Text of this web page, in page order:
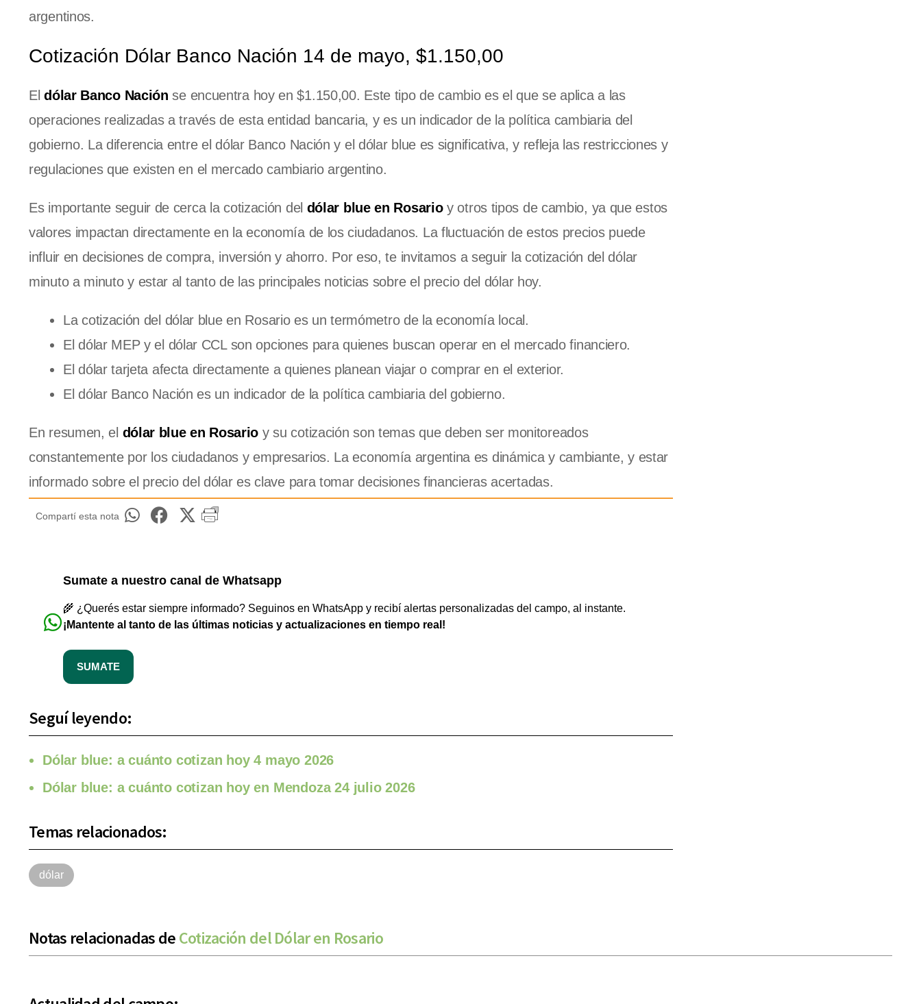
argentinos.
Cotización Dólar Banco Nación 14 de mayo, $1.150,00
Eldólar Banco Nación se encuentra hoy en $1.150,00. Este tipo de cambio es el que se aplica a las
operaciones realizadas a través de esta entidad bancaria, y es un indicador de la política cambiaria del
gobierno. La diferencia entre el dólar Banco Nación y el dólar blue es significativa, y refleja las restricciones y
regulaciones que existen en el mercado cambiario argentino.
Es importante seguir de cerca la cotización del dólar blue en Rosarioy otros tipos de cambio, ya que estos
valores impactan directamente en la economía de los ciudadanos. La fluctuación de estos precios puede
influir en decisiones de compra, inversión y ahorro. Por eso, te invitamos a seguir la cotización del dólar
minuto a minuto y estar al tanto de las principales noticias sobre el precio del dólar hoy.
La cotización del dólar blue en Rosario es un termómetro de la economía local.
El dólar MEP y el dólar CCL son opciones para quienes buscan operar en el mercado financiero.
El dólar tarjeta afecta directamente a quienes planean viajar o comprar en el exterior.
El dólar Banco Nación es un indicador de la política cambiaria del gobierno.
En resumen, el dólar blue en Rosario y su cotización son temas que deben ser monitoreados
constantemente por los ciudadanos y empresarios. La economía argentina es dinámica y cambiante, y estar
informado sobre el precio del dólar es clave para tomar decisiones financieras acertadas.
Compartí esta nota
Sumate a nuestro canal de Whatsapp
🌾 ¿Querés estar siempre informado? Seguinos en WhatsApp y recibí alertas personalizadas del campo, al instante.
¡Mantente al tanto de las últimas noticias y actualizaciones en tiempo real!
SUMATE
Seguí leyendo:
Dólar blue: a cuánto cotizan hoy 4 mayo 2026
Dólar blue: a cuánto cotizan hoy en Mendoza 24 julio 2026
Temas relacionados:
dólar
Notas relacionadas deCotización del Dólar en Rosario